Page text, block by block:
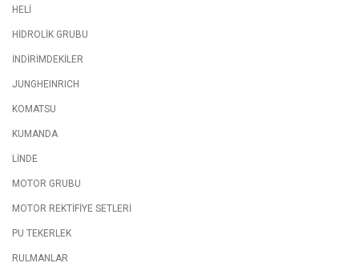
HELİ
HİDROLİK GRUBU
İNDİRİMDEKİLER
JUNGHEINRICH
KOMATSU
KUMANDA
LİNDE
MOTOR GRUBU
MOTOR REKTİFİYE SETLERİ
PU TEKERLEK
RULMANLAR